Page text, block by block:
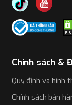
Chính sách &
Quy định và hình
Chính sách bán